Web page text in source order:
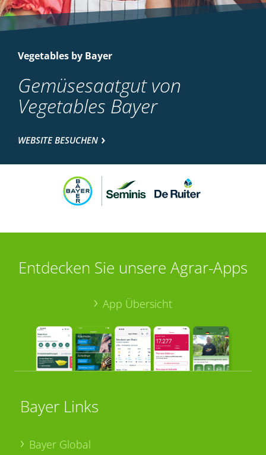
Vegetables by Bayer
Gemüsesaatgut von
Vegetables Bayer
WEBSITE BESUCHEN
Entdecken Sie unsere Agrar-Apps
App Übersicht
Bayer Links
Bayer Global